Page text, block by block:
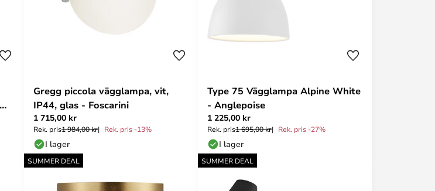
Gregg piccola vägglampa, vit,
IP44, glas - Foscarini
1 715,00 kr
Rek. pris1 984,00 kr Rek. pris -13%
I lager
Type 75 Vägglampa Alpine White
- Anglepoise
1 225,00 kr
Rek. pris1 695,00 kr Rek. pris -27%
I lager
SUMMER DEAL SUMMER DEAL